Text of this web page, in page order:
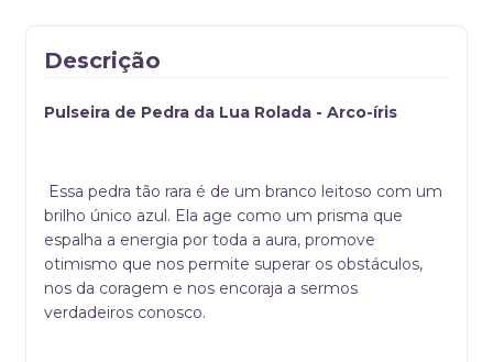
Descrição
Pulseira de Pedra da Lua Rolada - Arco-íris
Essa pedra tão rara é de um branco leitoso com um
brilho único azul. Ela age como um prisma que
espalha a energia por toda a aura, promove
otimismo que nos permite superar os obstáculos,
nos da coragem e nos encoraja a sermos
verdadeiros conosco.